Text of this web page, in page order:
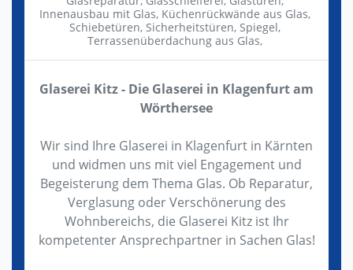
Innenausbau mit Glas, Küchenrückwände aus Glas,
Schiebetüren, Sicherheitstüren, Spiegel,
Terrassenüberdachung aus Glas,
Glaserei Kitz - Die Glaserei in Klagenfurt am
Wörthersee
Wir sind Ihre Glaserei in Klagenfurt in Kärnten
und widmen uns mit viel Engagement und
Begeisterung dem Thema Glas. Ob Reparatur,
Verglasung oder Verschönerung des
Wohnbereichs, die Glaserei Kitz ist Ihr
kompetenter Ansprechpartner in Sachen Glas!